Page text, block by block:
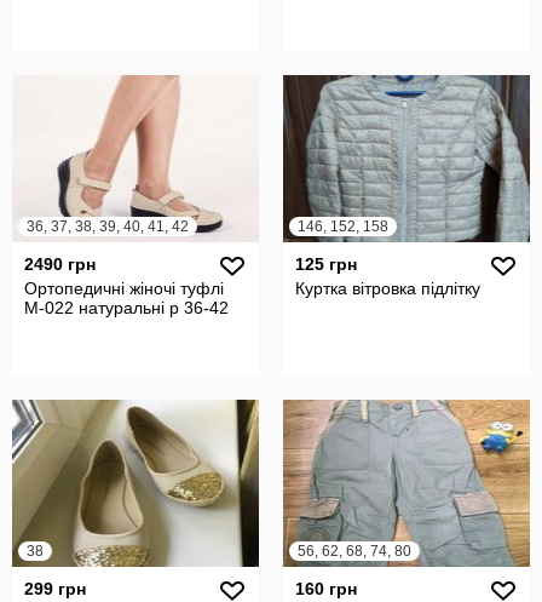
36, 37, 38, 39, 40, 41, 42
2490 грн
Ортопедичні жіночі туфлі
М-022 натуральні р 36-42
146, 152, 158
125 грн
Куртка вітровка підлітку
38
299 грн
56, 62, 68, 74, 80
160 грн